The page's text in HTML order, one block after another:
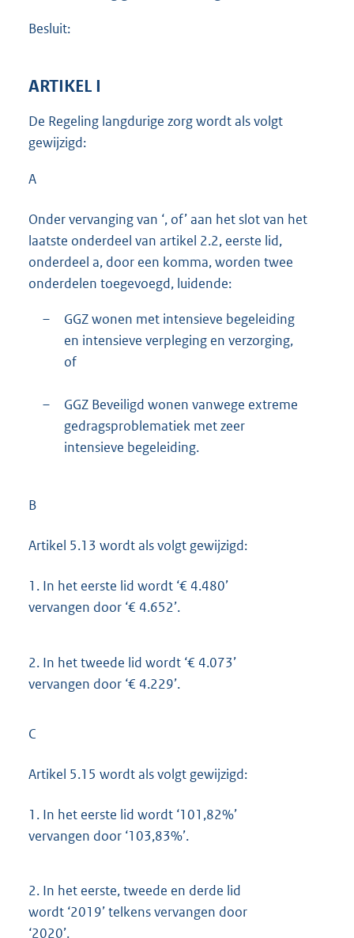
Besluit:
ARTIKEL I
De Regeling langdurige zorg wordt als volgt
gewijzigd:
A
Onder vervanging van ‘, of’ aan het slot van het
laatste onderdeel van artikel 2.2, eerste lid,
onderdeel a, door een komma, worden twee
onderdelen toegevoegd, luidende:
–
GGZ wonen met intensieve begeleiding
en intensieve verpleging en verzorging,
of
–
GGZ Beveiligd wonen vanwege extreme
gedragsproblematiek met zeer
intensieve begeleiding.
B
Artikel 5.13 wordt als volgt gewijzigd:
1. In het eerste lid wordt ‘€ 4.480’
vervangen door ‘€ 4.652’.
2. In het tweede lid wordt ‘€ 4.073’
vervangen door ‘€ 4.229’.
C
Artikel 5.15 wordt als volgt gewijzigd:
1. In het eerste lid wordt ‘101,82%’
vervangen door ‘103,83%’.
2. In het eerste, tweede en derde lid
wordt ‘2019’ telkens vervangen door
‘2020’.